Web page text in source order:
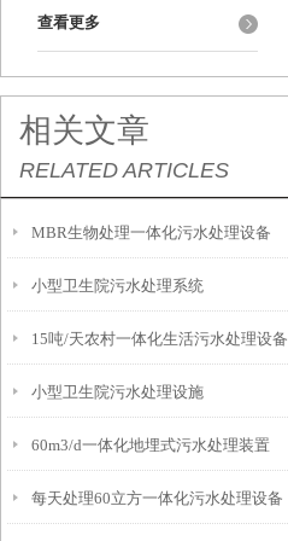
查看更多
相关文章
RELATED ARTICLES
MBR生物处理一体化污水处理设备
小型卫生院污水处理系统
15吨/天农村一体化生活污水处理设备
小型卫生院污水处理设施
60m3/d一体化地埋式污水处理装置
每天处理60立方一体化污水处理设备